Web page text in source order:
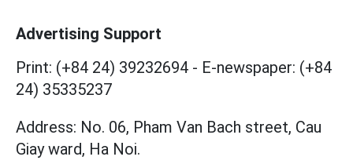
Advertising Support
Print: (+84 24) 39232694 - E-newspaper: (+84
24) 35335237
Address: No. 06, Pham Van Bach street, Cau
Giay ward, Ha Noi.